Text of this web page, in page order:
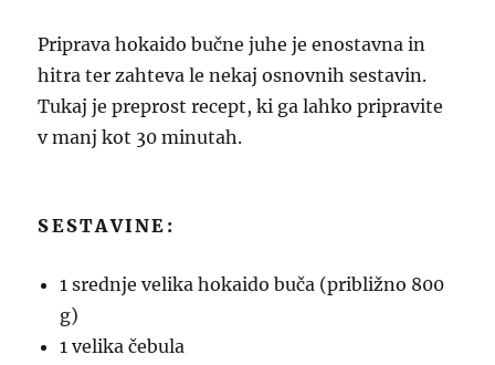
Priprava hokaido bučne juhe je enostavna in
hitra ter zahteva le nekaj osnovnih sestavin.
Tukaj je preprost recept, ki ga lahko pripravite
v manj kot 30 minutah.
SESTAVINE:
1 srednje velika hokaido buča (približno 800
g)
1 velika čebula